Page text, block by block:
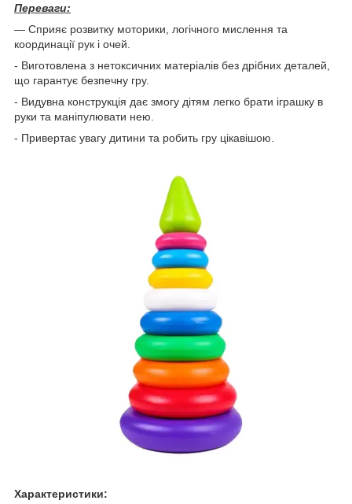
Переваги:
— Сприяє розвитку моторики, логічного мислення та
координації рук і очей.
- Виготовлена з нетоксичних матеріалів без дрібних деталей,
що гарантує безпечну гру.
- Видувна конструкція дає змогу дітям легко брати іграшку в
руки та маніпулювати нею.
- Привертає увагу дитини та робить гру цікавішою.
Характеристики: